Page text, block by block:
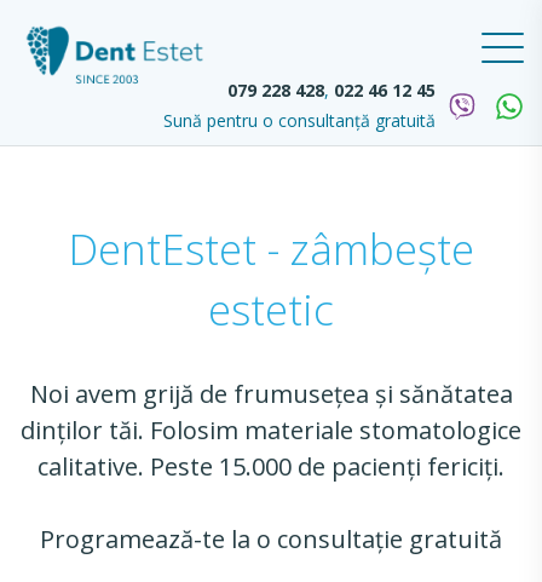
079 228 428, 022 46 12 45
Sună pentru o consultanță gratuită
DentEstet - zâmbește
estetic
Noi avem grijă de frumusețea și sănătatea
dinților tăi. Folosim materiale stomatologice
calitative. Peste 15.000 de pacienți fericiți.
Programează-te la o consultație gratuită